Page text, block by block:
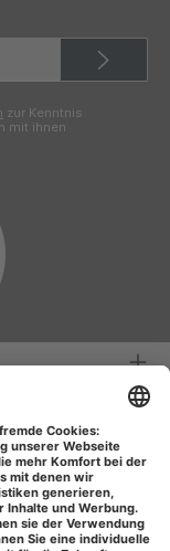
zur Kenntnis
mit ihnen